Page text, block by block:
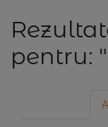
pentru: